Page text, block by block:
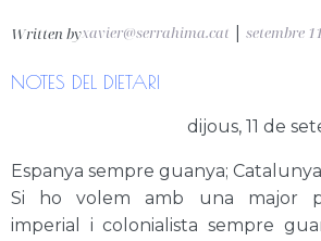
Written byxavier@serrahima.cat setembre
NOTES DEL DIETARI
dijous, 11 de
Espanya sempre guanya;
Si ho volem amb una major
imperial i colonialista sempre